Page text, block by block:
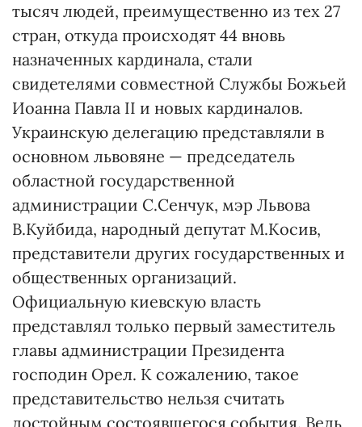
тысяч людей, преимущественно из тех 27
стран, откуда происходят 44 вновь
назначенных кардинала, стали
свидетелями совместной Службы Божьей
Иоанна Павла ІІ и новых кардиналов.
Украинскую делегацию представляли в
основном львовяне — председатель
областной государственной
администрации С.Сенчук, мэр Львова
В.Куйбида, народный депутат М.Косив,
представители других государственных и
общественных организаций.
Официальную киевскую власть
представлял только первый заместитель
главы администрации Президента
господин Орел. К сожалению, такое
представительство нельзя считать
достойным состоявшегося события. Ведь